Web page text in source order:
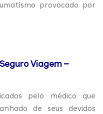
provocado por
Viagem –
pelo médico que
de seus devidos